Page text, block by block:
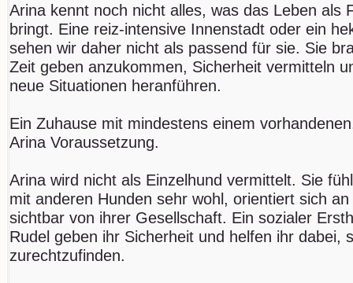
Arina kennt noch nicht alles, was das Leben als
bringt. Eine reiz-intensive Innenstadt oder ein
sehen wir daher nicht als passend für sie. Sie
Zeit geben anzukommen, Sicherheit vermitteln
neue Situationen heranführen.
Ein Zuhause mit mindestens einem
Arina Voraussetzung.
Arina wird nicht als Einzelhund vermittelt. Sie
mit anderen Hunden sehr wohl, orientiert sich
sichtbar von ihrer Gesellschaft. Ein sozialer
Rudel geben ihr Sicherheit und helfen ihr dabei,
zurechtzufinden.